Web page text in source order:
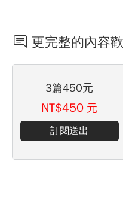
更完整的內容
3篇450元
NT$450 元
訂閱送出